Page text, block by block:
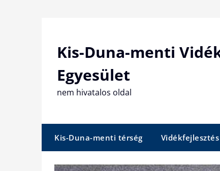
Kis-Duna-menti
Egyesület
nem hivatalos oldal
Kis-Duna-menti térség Vidékfejlesztés